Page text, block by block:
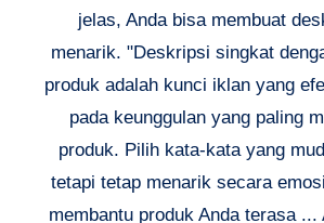
jelas, Anda bisa membuat
menarik. "Deskripsi singkat
produk adalah kunci iklan yang
pada keunggulan yang paling
produk. Pilih kata-kata yang
tetapi tetap menarik secara
membantu produk Anda terasa ...